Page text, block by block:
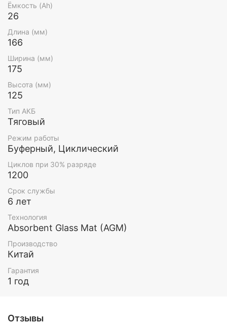
подходит для использования в источниках
резервного энергоснабжения и блоках резервного
питания.
Ёмкость (Ah)
26
Длина (мм)
166
Ширина (мм)
175
Высота (мм)
125
Тип АКБ
Тяговый
Режим работы
Буферный, Циклический
Циклов при 30% разряде
1200
Срок службы
6 лет
Технология
Absorbent Glass Mat (AGM)
Производство
Китай
Гарантия
1 год
Отзывы